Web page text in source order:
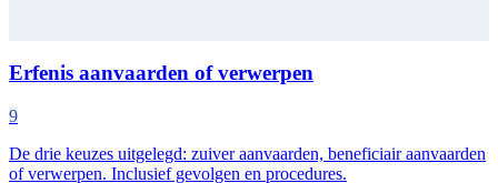
Erfenis aanvaarden of verwerpen
9
De drie keuzes uitgelegd: zuiver aanvaarden, beneficiair aanvaarden
of verwerpen. Inclusief gevolgen en procedures.